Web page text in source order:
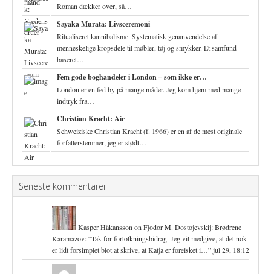
Roman dækker over, så…
Sayaka Murata: Livsceremoni
Ritualiseret kannibalisme. Systematisk genanvendelse af
menneskelige kropsdele til møbler, tøj og smykker. Et samfund
baseret…
Fem gode boghandeler i London – som ikke er…
London er en fed by på mange måder. Jeg kom hjem med mange
indtryk fra…
Christian Kracht: Air
Schweiziske Christian Kracht (f. 1966) er en af de mest originale
forfatterstemmer, jeg er stødt…
Seneste kommentarer
Kasper Håkansson on Fjodor M. Dostojevskij: Brødrene
Karamazov: “Tak for fortolkningsbidrag. Jeg vil medgive, at det nok
er lidt forsimplet blot at skrive, at Katja er forelsket i…”jul 29, 18:12